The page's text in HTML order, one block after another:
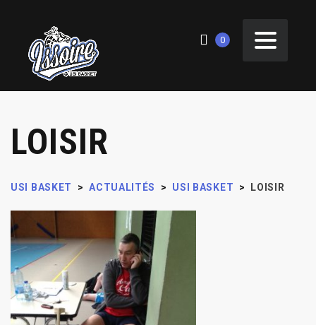
0
LOISIR
USI BASKET > ACTUALITÉS > USI BASKET > LOISIR